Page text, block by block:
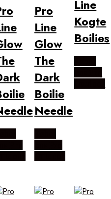
Pro
Line
Glow
The
Dark
Boilie
Needle
Line
Kogte
Boilies